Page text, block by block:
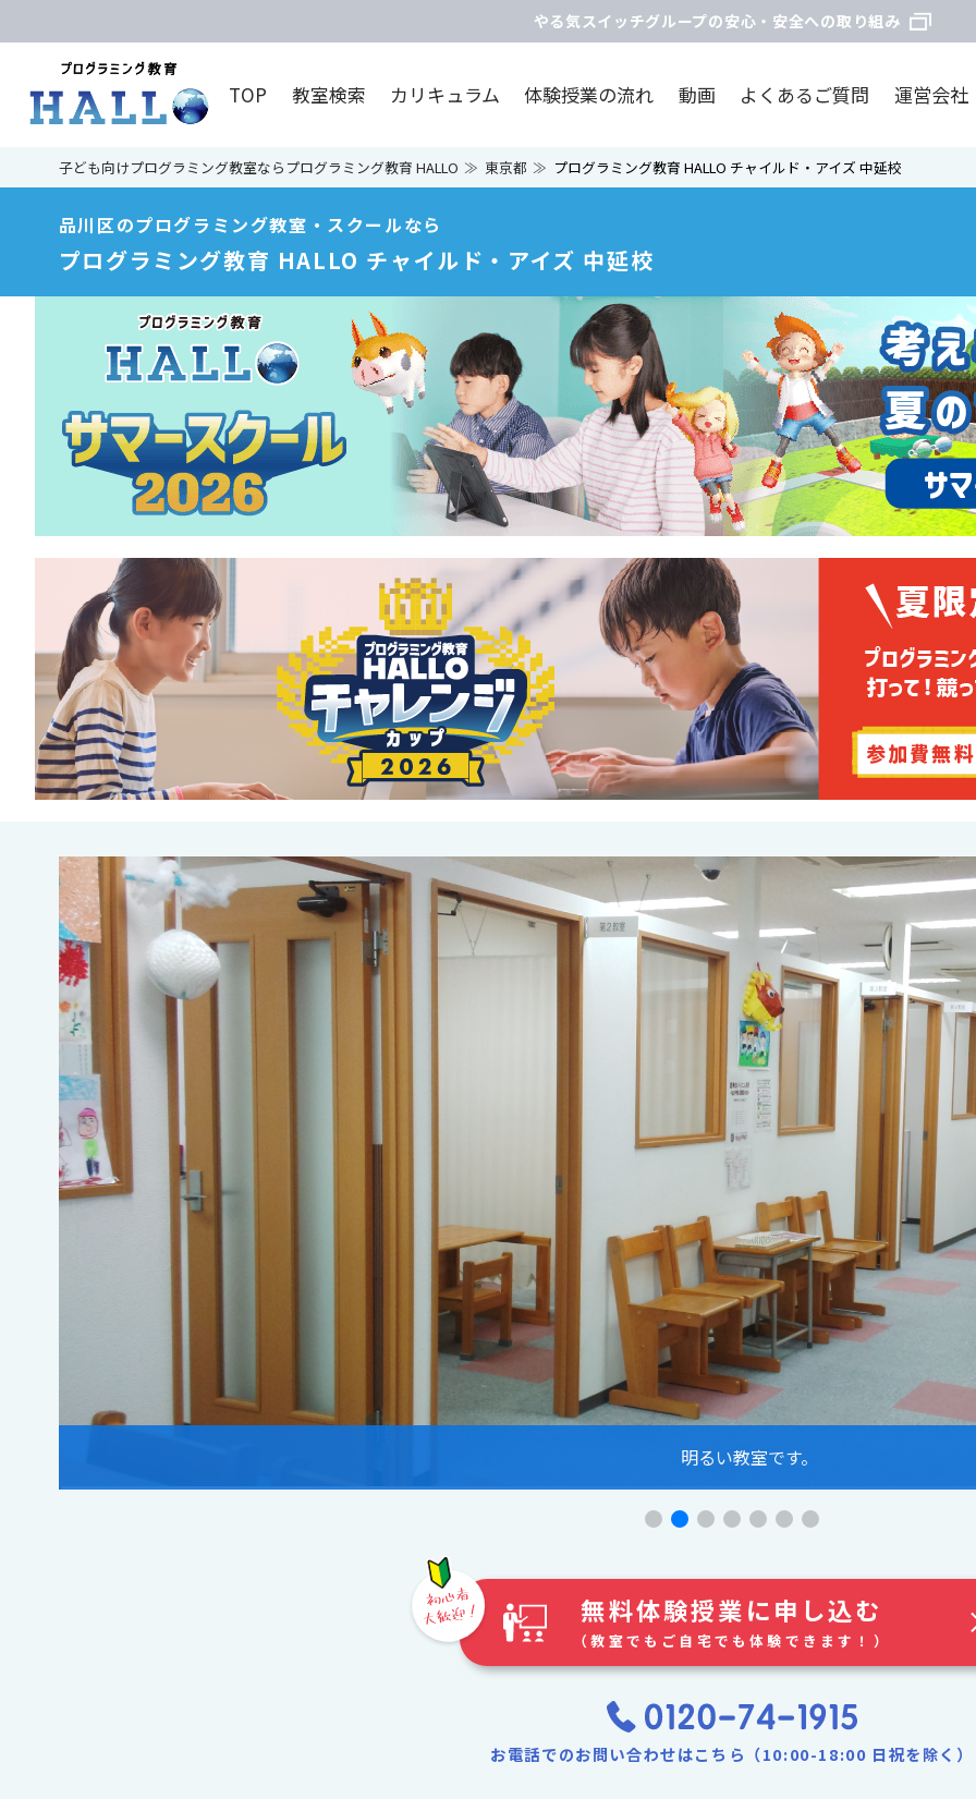
やる気スイッチグループの安心・安全への取り組み
TOP 教室検索 カリキュラム 体験授業の流れ 動画 よくあるご質問 運営会社
子ども向けプログラミング教室ならプログラミング教育 HALLO 東京都 プログラミング教育 HALLO チャイルド・アイズ 中延校
品川区のプログラミング教室・スクールなら
プログラミング教育 HALLO チャイルド・アイズ 中延校
明るい教室です。
無料体験授業に申し込む
（教室でもご自宅でも体験できます！）
お電話でのお問い合わせはこちら（10:00-18:00 日祝を除く）